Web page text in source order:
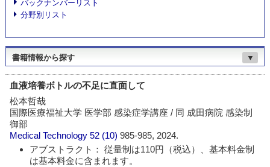
バックナンバーリスト
分野別リスト
書籍情報から探す ▼
血液培養ボトルの不足に直面して
松本哲哉
国際医療福祉大学 医学部 感染症学講座 / 同 成田病院 感染制
御部
Medical Technology 52 (10)985-985, 2024.
アブストラクト： 従量制は110円（税込）、基本料金制
は基本料金に含まれます。